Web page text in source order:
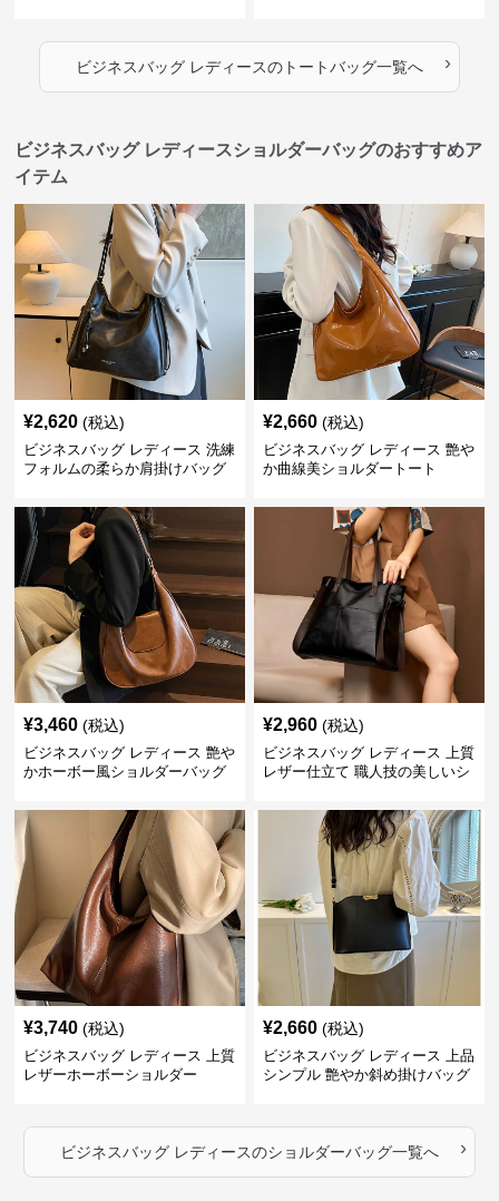
ビジネスバッグ レディースのトートバッグ一覧へ ›
ビジネスバッグ レディースショルダーバッグのおすすめア
イテム
¥2,620 (税込)
ビジネスバッグ レディース 洗練
フォルムの柔らか肩掛けバッグ
¥2,660 (税込)
ビジネスバッグ レディース 艶や
か曲線美ショルダートート
¥3,460 (税込)
ビジネスバッグ レディース 艶や
かホーボー風ショルダーバッグ
¥2,960 (税込)
ビジネスバッグ レディース 上質
レザー仕立て 職人技の美しいシ
¥3,740 (税込)
ビジネスバッグ レディース 上質
レザーホーボーショルダー
¥2,660 (税込)
ビジネスバッグ レディース 上品
シンプル 艶やか斜め掛けバッグ
ビジネスバッグ レディースのショルダーバッグ一覧へ ›